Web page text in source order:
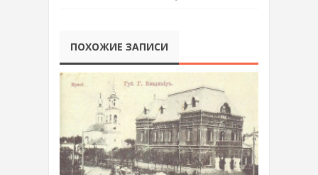
ПОХОЖИЕ ЗАПИСИ